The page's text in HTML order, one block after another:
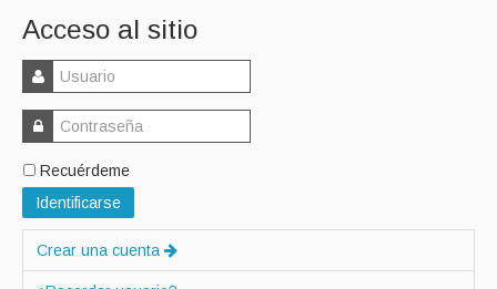
Acceso al sitio
Recuérdeme
Identificarse
Crear una cuenta